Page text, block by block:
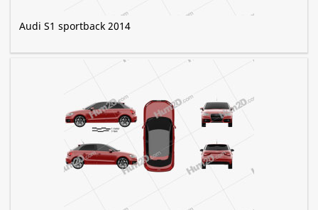
Audi S1 sportback 2014